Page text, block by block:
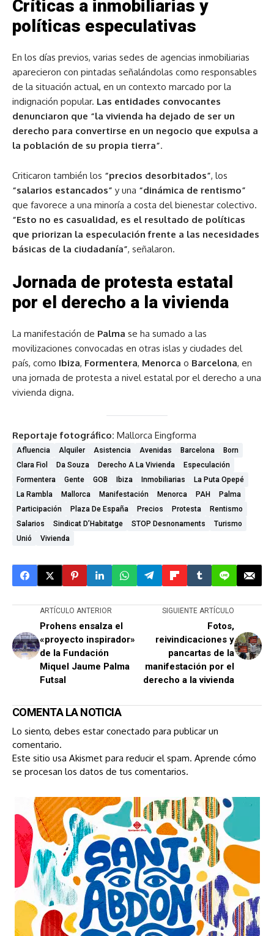
Críticas a inmobiliarias y
políticas especulativas
En los días previos, varias sedes de agencias inmobiliarias
aparecieron con pintadas señalándolas como responsables
de la situación actual, en un contexto marcado por la
indignación popular. Las entidades convocantes
denunciaron que “la vivienda ha dejado de ser un
derecho para convertirse en un negocio que expulsa a
la población de su propia tierra”.
Criticaron también los “precios desorbitados”, los
“salarios estancados” y una “dinámica de rentismo”
que favorece a una minoría a costa del bienestar colectivo.
“Esto no es casualidad, es el resultado de políticas
que priorizan la especulación frente a las necesidades
básicas de la ciudadanía”, señalaron.
Jornada de protesta estatal
por el derecho a la vivienda
La manifestación de Palma se ha sumado a las
movilizaciones convocadas en otras islas y ciudades del
país, como Ibiza, Formentera, Menorca o Barcelona, en
una jornada de protesta a nivel estatal por el derecho a una
vivienda digna.
Reportaje fotográfico: Mallorca Eingforma
Afluencia Alquiler Asistencia Avenidas Barcelona
Born
Clara Fiol
Da Souza Derecho A La Vivienda
Especulación
Formentera
Gente GOB Ibiza Inmobiliarias
La Puta Opepé
La Rambla
Mallorca Manifestación Menorca PAH
Palma
Participación
Plaza De España Precios Protesta
Rentismo
Salarios
Sindicat D’Habitatge STOP Desnonaments
Turismo
Unió
Vivienda
ARTÍCULO ANTERIOR
Prohens ensalza el
«proyecto inspirador»
de la Fundación
Miquel Jaume Palma
Futsal
SIGUIENTE ARTÍCULO
Fotos,
reivindicaciones y
pancartas de la
manifestación por el
derecho a la vivienda
COMENTA LA NOTICIA
Lo siento, debes estar conectado para publicar un
comentario.
Este sitio usa Akismet para reducir el spam. Aprende cómo
se procesan los datos de tus comentarios.